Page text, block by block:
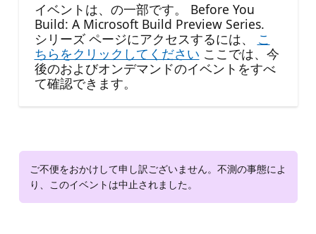
イベントは、の一部です。 Before You
Build: A Microsoft Build Preview Series.
シリーズ ページにアクセスするには、
こ
ちらをクリックしてください ここでは、今
後のおよびオンデマンドのイベントをすべ
て確認できます。
ご不便をおかけして申し訳ございません。不測の事態によ
り、このイベントは中止されました。